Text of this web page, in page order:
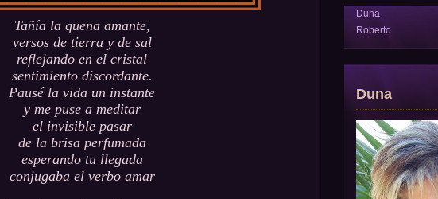
Tañía la quena amante,
versos de tierra y de sal
reflejando en el cristal
sentimiento discordante.
Pausé la vida un instante
y me puse a meditar
el invisible pasar
de la brisa perfumada
esperando tu llegada
conjugaba el verbo amar
Duna
Roberto
Duna